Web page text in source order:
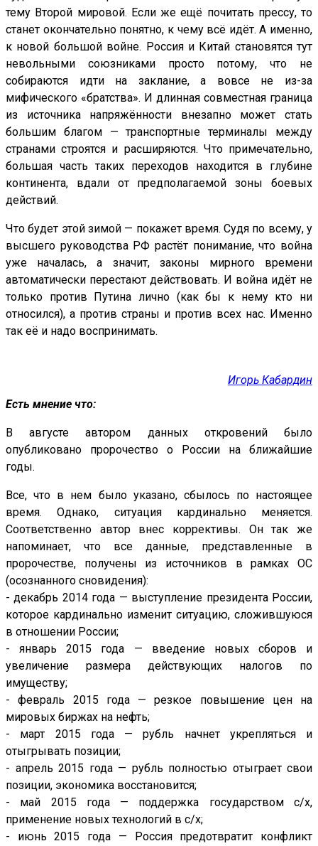
тему Второй мировой. Если же ещё почитать прессу, то
станет окончательно понятно, к чему всё идёт. А именно,
к новой большой войне. Россия и Китай становятся тут
невольными союзниками просто потому, что не
собираются идти на заклание, а вовсе не из-за
мифического «братства». И длинная совместная граница
из источника напряжённости внезапно может стать
большим благом — транспортные терминалы между
странами строятся и расширяются. Что примечательно,
большая часть таких переходов находится в глубине
континента, вдали от предполагаемой зоны боевых
действий.
Что будет этой зимой — покажет время. Судя по всему, у
высшего руководства РФ растёт понимание, что война
уже началась, а значит, законы мирного времени
автоматически перестают действовать. И война идёт не
только против Путина лично (как бы к нему кто ни
относился), а против страны и против всех нас. Именно
так её и надо воспринимать.
Игорь Кабардин
Есть мнение что:
В августе автором данных откровений было
опубликовано пророчество о России на ближайшие
годы.
Все, что в нем было указано, сбылось по настоящее
время. Однако, ситуация кардинально меняется.
Соответственно автор внес коррективы. Он так же
напоминает, что все данные, представленные в
пророчестве, получены из источников в рамках ОС
(осознанного сновидения):
- декабрь 2014 года — выступление президента России,
которое кардинально изменит ситуацию, сложившуюся
в отношении России;
- январь 2015 года — введение новых сборов и
увеличение размера действующих налогов по
имуществу;
- февраль 2015 года — резкое повышение цен на
мировых биржах на нефть;
- март 2015 года — рубль начнет укрепляться и
отыгрывать позиции;
- апрель 2015 года — рубль полностью отыграет свои
позиции, экономика восстановится;
- май 2015 года — поддержка государством с/х,
применение новых технологий в с/х;
- июнь 2015 года — Россия предотвратит конфликт